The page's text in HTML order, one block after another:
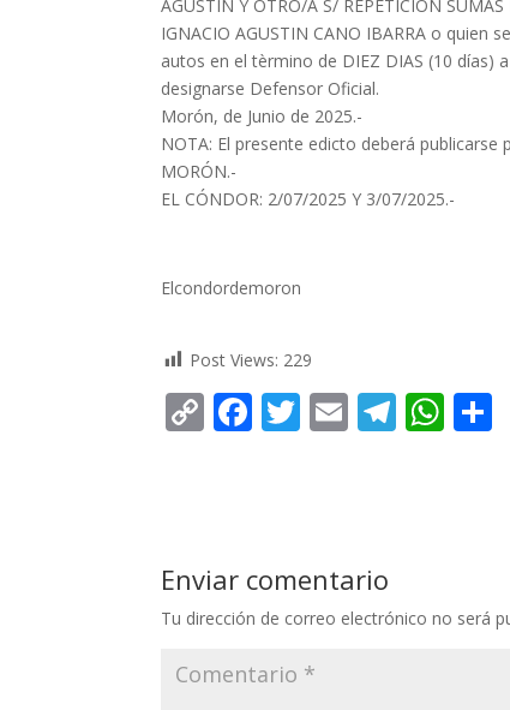
AGUSTIN Y OTRO/A S/ REPETICION
IGNACIO AGUSTIN CANO IBARRA o quien
autos en el tèrmino de DIEZ DIAS (10
designarse Defensor Oficial.
Morón, de Junio de 2025.-
NOTA: El presente edicto deberá publicarse
MORÓN.-
EL CÓNDOR: 2/07/2025 Y 3/07/2025.-
Elcondordemoron
Post Views: 229
C
Li
n
k
F
o
o
k
T E T
m
W
p
p r
Enviar comentario
Tu dirección de correo electrónico no será